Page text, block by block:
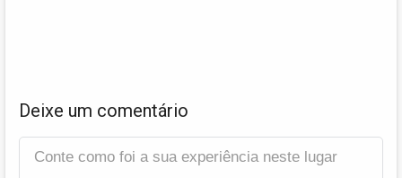
Deixe um comentário